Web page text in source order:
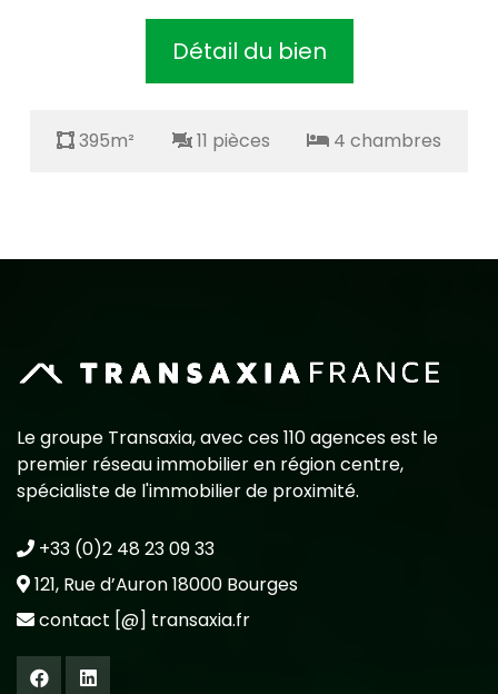
Détail du bien
395m² 11 pièces 4 chambres
Le groupe Transaxia, avec ces 110 agences est le
premier réseau immobilier en région centre,
spécialiste de l'immobilier de proximité.
+33 (0)2 48 23 09 33
121, Rue d’Auron 18000 Bourges
contact [@] transaxia.fr